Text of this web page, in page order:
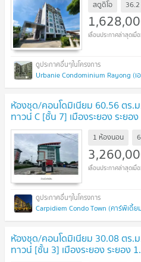
สตูดิโอ 36.2
Urbanie Condominium Rayong (เ
ห้องชุด/คอนโดมิเนียม 60.56 ตร.
ทาวน์ C [ชั้น 7] เมืองระยอง ระยอ
1 ห้องนอน
Carpidiem Condo Town (คาร์พิเดี้ย
ห้องชุด/คอนโดมิเนียม 30.08 ตร.
ทาวน์ [ชั้น 3] เมืองระยอง ระยอง